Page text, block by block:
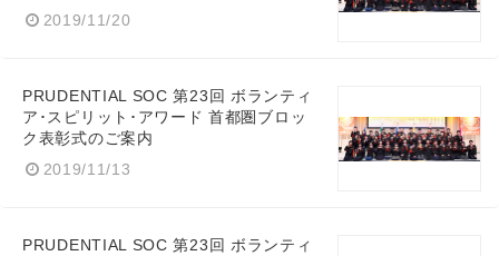
2019/11/20
PRUDENTIAL SOC 第23回 ボランティ
ア･スピリット･アワード 首都圏ブロッ
ク表彰式のご案内
2019/11/13
PRUDENTIAL SOC 第23回 ボランティ